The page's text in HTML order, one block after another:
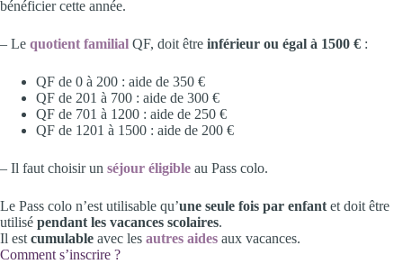
bénéficier cette année.
– Le quotient familial QF, doit être inférieur ou égal à 1500 € :
QF de 0 à 200 : aide de 350 €
QF de 201 à 700 : aide de 300 €
QF de 701 à 1200 : aide de 250 €
QF de 1201 à 1500 : aide de 200 €
– Il faut choisir un séjour éligible au Pass colo.
Le Pass colo n’est utilisable qu’une seule fois par enfant et doit être
utilisé pendant les vacances scolaires.
Il est cumulable avec les autres aides aux vacances.
Comment s’inscrire ?